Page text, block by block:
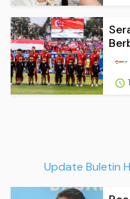
Update Buletin